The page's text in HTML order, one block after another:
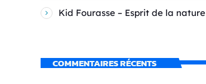
Kid Fourasse – Esprit de la nature
COMMENTAIRES RÉCENTS